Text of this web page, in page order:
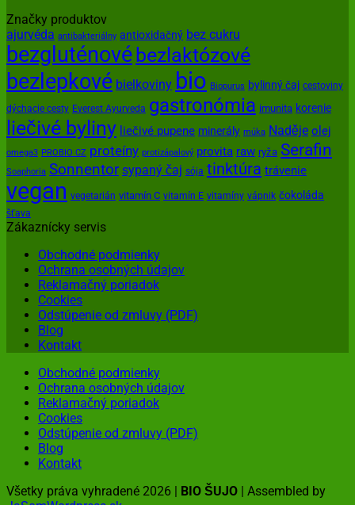
Značky produktov
ajurvéda antibakteriálny antioxidačný bez cukru
bezgluténovébezlaktózové
bezlepkové bielkoviny bio Biopurus bylinný čaj cestoviny
dýchacie cesty Everest Ayurveda gastronómia imunita korenie
liečivé byliny liečivé pupene minerály múka Naděje olej
omega3 PROBIO CZ proteíny protizápalový provita raw ryža Serafin
Soaphoria Sonnentor sypaný čaj sója tinktúra trávenie
vegan vegetarián vitamín C vitamín E vitamíny vápnik čokoláda
šťava
Zákaznícky servis
Obchodné podmienky
Ochrana osobných údajov
Reklamačný poriadok
Cookies
Odstúpenie od zmluvy (PDF)
Blog
Kontakt
Obchodné podmienky
Ochrana osobných údajov
Reklamačný poriadok
Cookies
Odstúpenie od zmluvy (PDF)
Blog
Kontakt
Všetky práva vyhradené 2026 | BIO ŠUJO | Assembled by